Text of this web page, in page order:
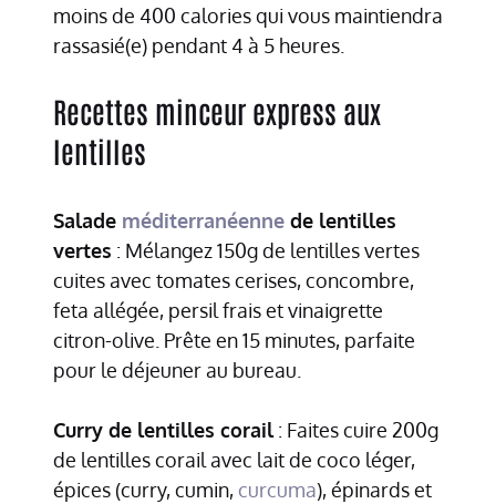
moins de 400 calories qui vous maintiendra
rassasié(e) pendant 4 à 5 heures.
Recettes minceur express aux
lentilles
Salade méditerranéenne de lentilles
vertes : Mélangez 150g de lentilles vertes
cuites avec tomates cerises, concombre,
feta allégée, persil frais et vinaigrette
citron-olive. Prête en 15 minutes, parfaite
pour le déjeuner au bureau.
Curry de lentilles corail: Faites cuire 200g
de lentilles corail avec lait de coco léger,
épices (curry, cumin, curcuma), épinards et